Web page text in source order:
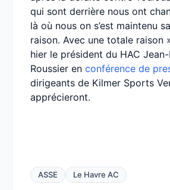
qui sont derrière nous ont
là où nous on s’est maintenu
raison. Avec une totale raison
hier le président du HAC
Roussier en conférence de
dirigeants de Kilmer Sports
apprécieront.
ASSE Le Havre AC